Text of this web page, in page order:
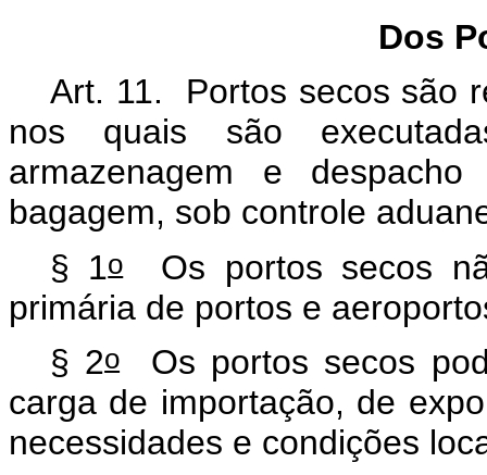
Dos
Art. 11. Portos secos são
nos quais são
armazenagem e
bagagem, sob controle
§ 1oOs portos secos
primária de portos e
§ 2o
Os portos secos
carga de importação, de
necessidades e condições